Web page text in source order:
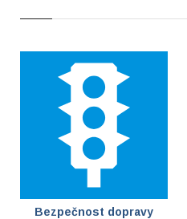
Bezpečnost dopravy